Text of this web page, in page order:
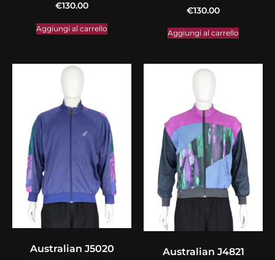
€130.00
Aggiungi al carrello
€130.00
Aggiungi al carrello
Australian J5020 Australian J4821